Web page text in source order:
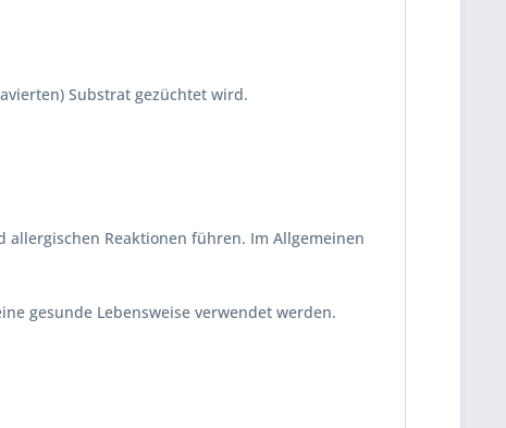
Substrat gezüchtet wird.
allergischen Reaktionen führen. Im Allgemeinen
gesunde Lebensweise verwendet werden.